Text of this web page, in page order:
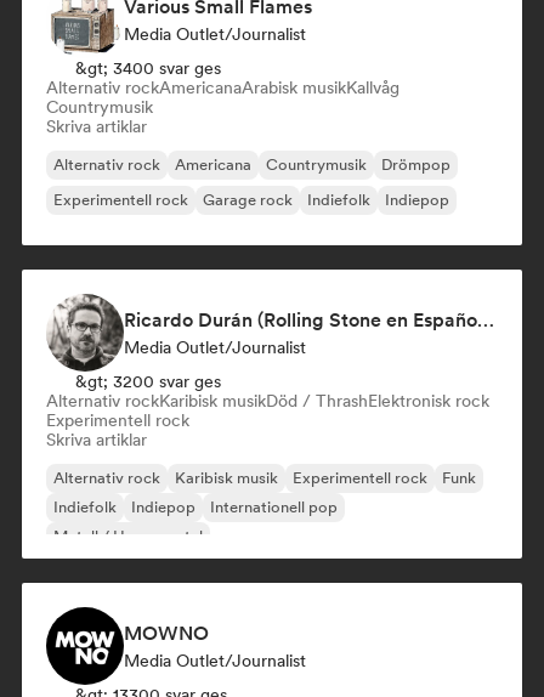
Various Small Flames
Media Outlet/Journalist
&gt; 3400 svar ges
Alternativ rockAmericanaArabisk musikKallvåg
Countrymusik
Skriva artiklar
Alternativ rock Americana Countrymusik
Drömpop
Experimentell rock
Garage rock Indiefolk Indiepop
Ricardo Durán (Rolling Stone en Español-Editor-in-chief)
Media Outlet/Journalist
&gt; 3200 svar ges
Alternativ rockKaribisk musikDöd / ThrashElektronisk rock
Experimentell rock
Skriva artiklar
Alternativ rock Karibisk musik Experimentell rock
Funk
Indiefolk
Indiepop
Internationell pop
Metall / Heavy metal
MOWNO
Media Outlet/Journalist